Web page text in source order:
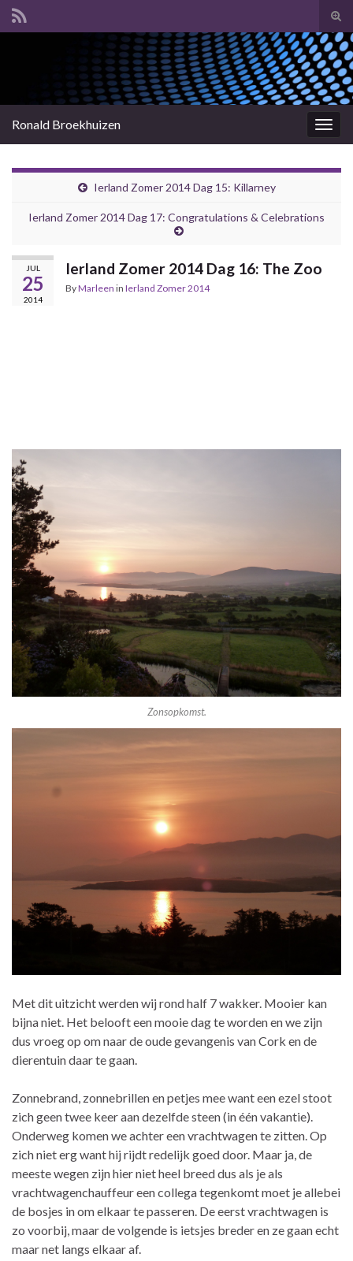
Search for:
Ronald Broekhuizen
Ierland Zomer 2014 Dag 15: Killarney
Ierland Zomer 2014 Dag 17: Congratulations & Celebrations
JUL
25
2014
Ierland Zomer 2014 Dag 16: The Zoo
ByMarleen in Ierland Zomer 2014
Zonsopkomst.
Met dit uitzicht werden wij rond half 7 wakker. Mooier kan
bijna niet. Het belooft een mooie dag te worden en we zijn
dus vroeg op om naar de oude gevangenis van Cork en de
dierentuin daar te gaan.
Zonnebrand, zonnebrillen en petjes mee want een ezel stoot
zich geen twee keer aan dezelfde steen (in één vakantie).
Onderweg komen we achter een vrachtwagen te zitten. Op
zich niet erg want hij rijdt redelijk goed door. Maar ja, de
meeste wegen zijn hier niet heel breed dus als je als
vrachtwagenchauffeur een collega tegenkomt moet je allebei
de bosjes in om elkaar te passeren. De eerst vrachtwagen is
zo voorbij, maar de volgende is ietsjes breder en ze gaan echt
maar net langs elkaar af.